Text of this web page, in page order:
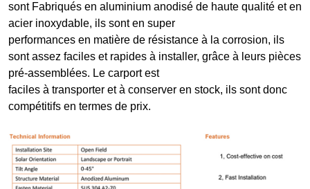
sont Fabriqués en aluminium anodisé de haute qualité et en
acier inoxydable, ils sont en super
performances en matière de résistance à la corrosion, ils
sont assez faciles et rapides à installer, grâce à leurs pièces
pré-assemblées. Le carport est
faciles à transporter et à conserver en stock, ils sont donc
compétitifs en termes de prix.